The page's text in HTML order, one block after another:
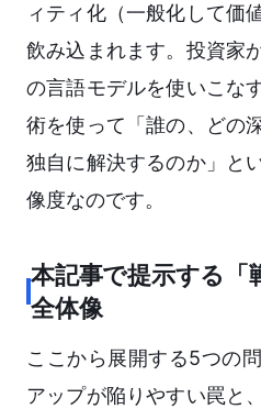
ィティ化（一般化して価
飲み込まれます。投資家
の言語モデルを使いこな
術を使って「誰の、どの
独自に解決するのか」と
像度なのです。
本記事で提示する「
全体像
ここから展開する5つの
アップが陥りやすい罠と